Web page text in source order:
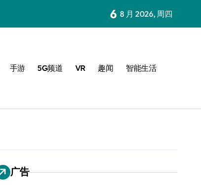
6 8 月 2026, 周四
手游 5G频道 VR 趣闻 智能生活
广告